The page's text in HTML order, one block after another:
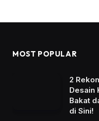
MOST POPULAR
2
Desain
Bakat
di Sini!